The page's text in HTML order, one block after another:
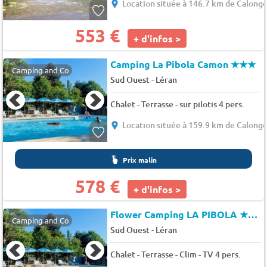
Location située à 146.7 km de
553 € + d'infos >
Camping and Co Camping La Pibola Camon★★★
Sud Ouest- Léran
Chalet - Terrasse - sur pilotis 4 pers.
Location située à 159.9 km de
Prix malin
578 € + d'infos >
Camping and Co Flower Camping LA PIBOLA★★★
Sud Ouest- Léran
Chalet - Terrasse - Clim - TV 4 pers.